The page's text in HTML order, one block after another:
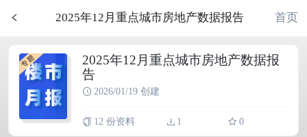
2025年12月重点城市房地产数据报告 首页
2025年12月重点城市房地产数据报
告
2026/01/19 创建
12 份资料 1 0